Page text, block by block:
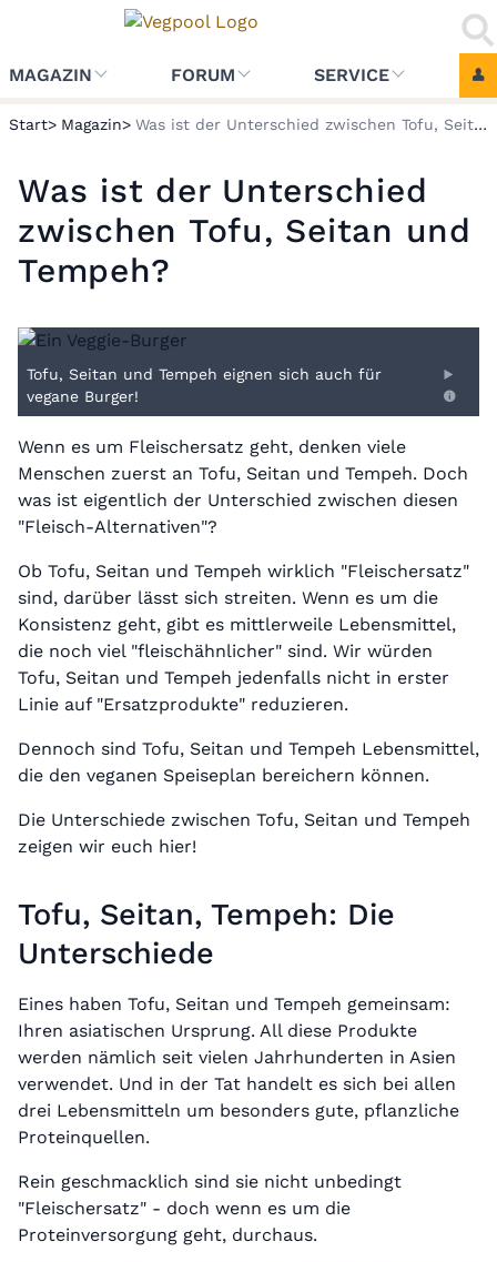
MAGAZIN FORUM SERVICE
Start Magazin Was ist der Unterschied zwischen Tofu, Seitan und Tempeh?
Was ist der Unterschied
zwischen Tofu, Seitan und
Tempeh?
Tofu, Seitan und Tempeh eignen sich auch für
vegane Burger!
Wenn es um Fleischersatz geht, denken viele
Menschen zuerst an Tofu, Seitan und Tempeh. Doch
was ist eigentlich der Unterschied zwischen diesen
"Fleisch-Alternativen"?
Ob Tofu, Seitan und Tempeh wirklich "Fleischersatz"
sind, darüber lässt sich streiten. Wenn es um die
Konsistenz geht, gibt es mittlerweile Lebensmittel,
die noch viel "fleischähnlicher" sind. Wir würden
Tofu, Seitan und Tempeh jedenfalls nicht in erster
Linie auf "Ersatzprodukte" reduzieren.
Dennoch sind Tofu, Seitan und Tempeh Lebensmittel,
die den veganen Speiseplan bereichern können.
Die Unterschiede zwischen Tofu, Seitan und Tempeh
zeigen wir euch hier!
Tofu, Seitan, Tempeh: Die
Unterschiede
Eines haben Tofu, Seitan und Tempeh gemeinsam:
Ihren asiatischen Ursprung. All diese Produkte
werden nämlich seit vielen Jahrhunderten in Asien
verwendet. Und in der Tat handelt es sich bei allen
drei Lebensmitteln um besonders gute, pflanzliche
Proteinquellen.
Rein geschmacklich sind sie nicht unbedingt
"Fleischersatz" - doch wenn es um die
Proteinversorgung geht, durchaus.